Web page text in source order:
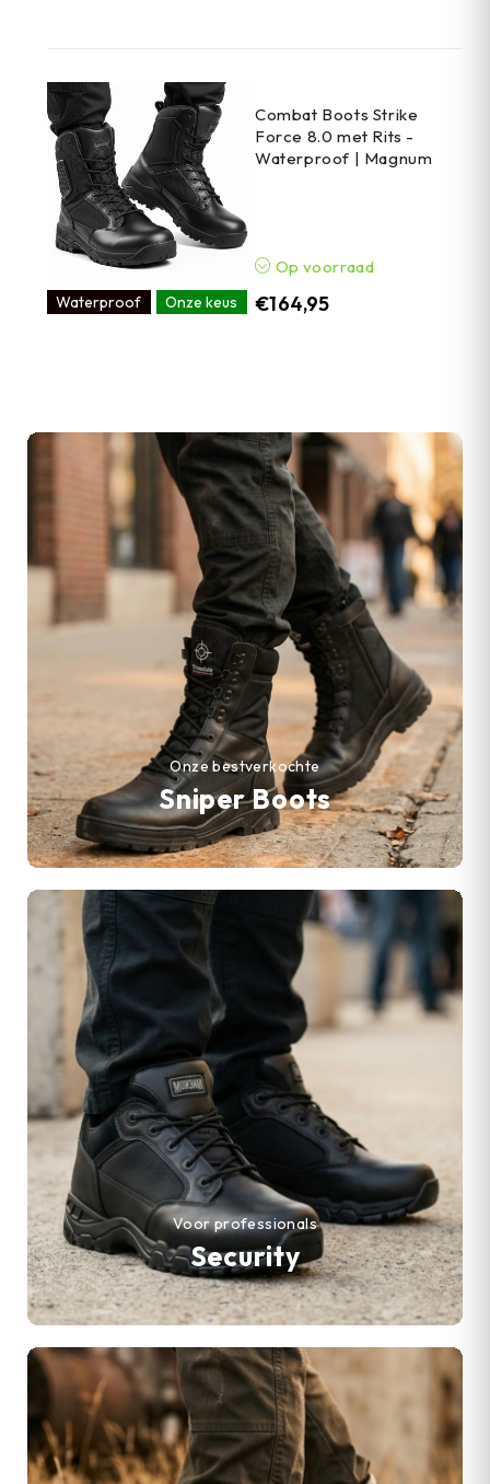
Waterproof Onze keus
Combat Boots Strike
Force 8.0 met Rits -
Waterproof | Magnum
Op voorraad
€164,95
Sniper Boots
Onze bestverkochte
Security
Voor professionals